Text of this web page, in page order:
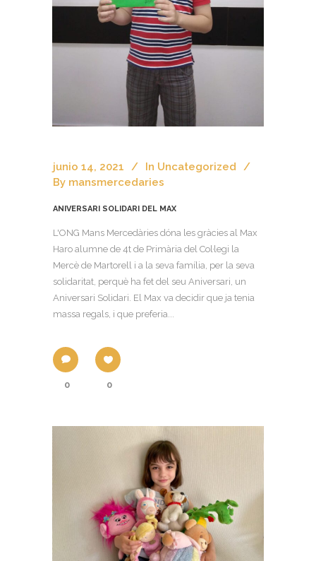
junio 14, 2021 In Uncategorized
By mansmercedaries
ANIVERSARI SOLIDARI DEL MAX
L'ONG Mans Mercedàries dóna les gràcies al Max
Haro alumne de 4t de Primària del Col·legi la
Mercè de Martorell i a la seva família, per la seva
solidaritat, perquè ha fet del seu Aniversari, un
Aniversari Solidari. El Max va decidir que ja tenia
massa regals, i que preferia...
0 0